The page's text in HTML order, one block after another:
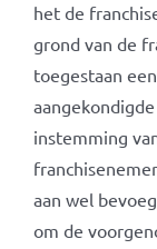
het de
grond van de
toegestaan
instemming
aan wel
om de